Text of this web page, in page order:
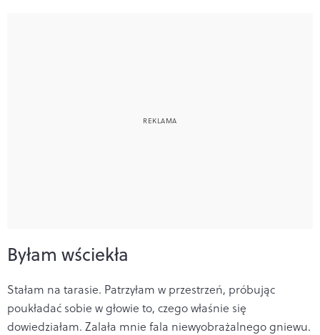
Byłam wściekła
Stałam na tarasie. Patrzyłam w przestrzeń, próbując
poukładać sobie w głowie to, czego właśnie się
dowiedziałam. Zalała mnie fala niewyobrażalnego gniewu.